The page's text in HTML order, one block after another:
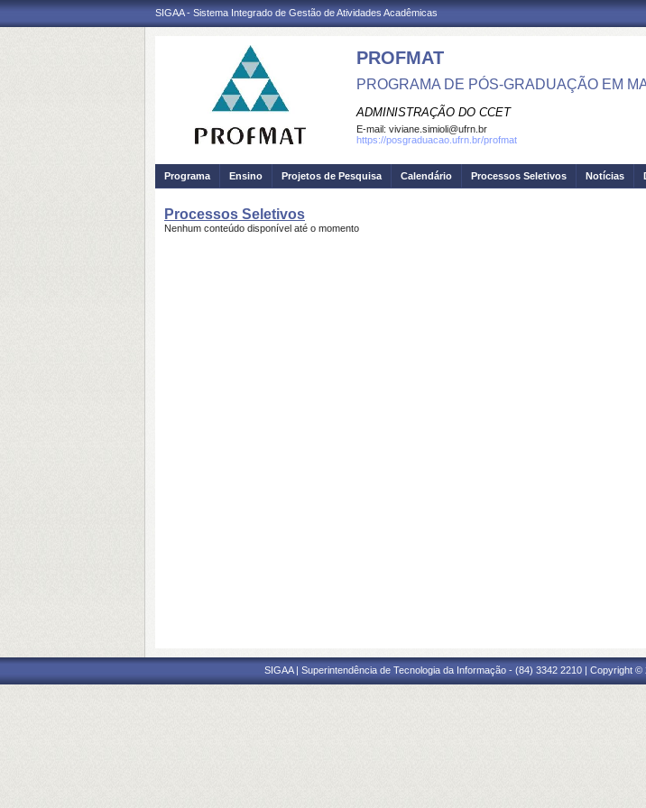
SIGAA - Sistema Integrado de Gestão de Atividades Acadêmicas
PROFMAT
PROGRAMA DE PÓS-GRADUAÇÃO EM
ADMINISTRAÇÃO DO CCET
E-mail: viviane.simioli@ufrn.br
https://posgraduacao.ufrn.br/profmat
Programa Ensino Projetos de Pesquisa Calendário Processos Seletivos Notícias
Processos Seletivos
Nenhum conteúdo disponível até o momento
SIGAA | Superintendência de Tecnologia da Informação - (84) 3342 2210 | Copyright